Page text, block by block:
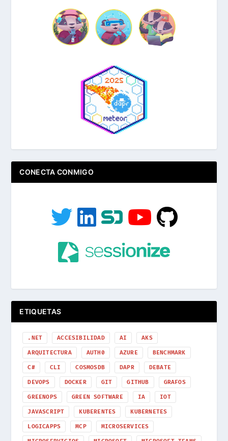
CONECTA CONMIGO
ETIQUETAS
.NET ACCESIBILIDAD AI AKS
ARQUITECTURA AUTH0 AZURE BENCHMARK
C# CLI COSMOSDB DAPR DEBATE
DEVOPS DOCKER GIT GITHUB GRAFOS
GREENOPS GREEN SOFTWARE IA IOT
JAVASCRIPT KUBERENTES KUBERNETES
LOGICAPPS MCP MICROSERVICES